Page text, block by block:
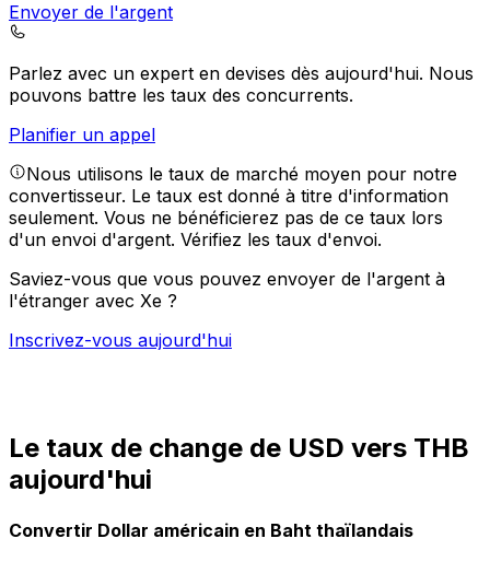
Envoyer de l'argent
Parlez avec un expert en devises dès aujourd'hui. Nous
pouvons battre les taux des concurrents.
Planifier un appel
Nous utilisons le taux de marché moyen pour notre
convertisseur. Le taux est donné à titre d'information
seulement. Vous ne bénéficierez pas de ce taux lors
d'un envoi d'argent. Vérifiez les taux d'envoi.
Saviez-vous que vous pouvez envoyer de l'argent à
l'étranger avec Xe ?
Inscrivez-vous aujourd'hui
Le taux de change de USD vers THB
aujourd'hui
Convertir Dollar américain en Baht thaïlandais